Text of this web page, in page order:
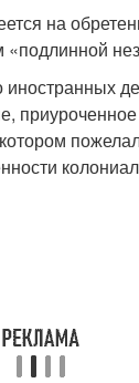
на
иностранных